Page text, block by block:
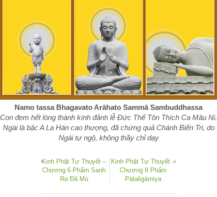
Namo tassa Bhagavato Arāhato Sammā Sambuddhassa
Con đem hết lòng thành kính đảnh lễ Đức Thế Tôn Thích Ca Mâu Ni.
Ngài là bậc A La Hán cao thượng, đã chứng quả Chánh Biến Tri, do
Ngài tự ngộ, không thầy chỉ dạy
Kinh Phật Tự Thuyết –
Chương 6 Phẩm Sanh
Ra Ðã Mù
Kinh Phật Tự Thuyết –
Chương 8 Phẩm
Pàtaligàmiya